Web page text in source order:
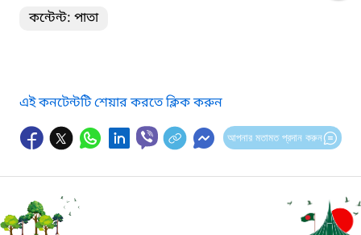
কন্টেন্ট: পাতা
এই কনটেন্টটি শেয়ার করতে ক্লিক করুন
আপনার মতামত প্রদান করুন